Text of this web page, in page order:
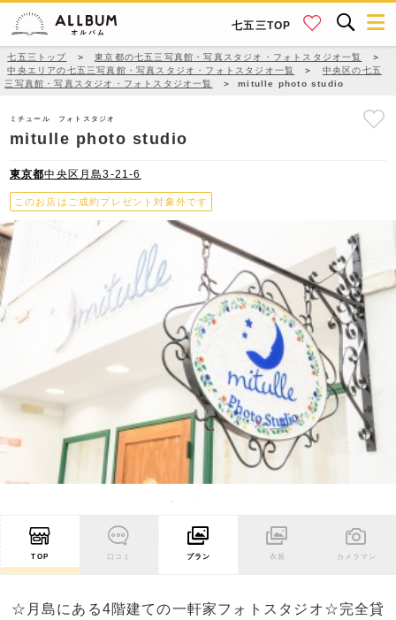
七五三TOP
七五三トップ ＞ 東京都の七五三写真館・写真スタジオ・フォトスタジオ一覧
＞
中央エリアの七五三写真館・写真スタジオ・フォトスタジオ一覧
＞
中央区の七五
三写真館・写真スタジオ・フォトスタジオ一覧
＞ mitulle photo studio
ミチュール フォトスタジオ
mitulle photo studio
東京都中央区月島3-21-6
このお店はご成約プレゼント対象外です
TOP 口コミ プラン 衣装 カメラマン
☆月島にある4階建ての一軒家フォトスタジオ☆完全貸